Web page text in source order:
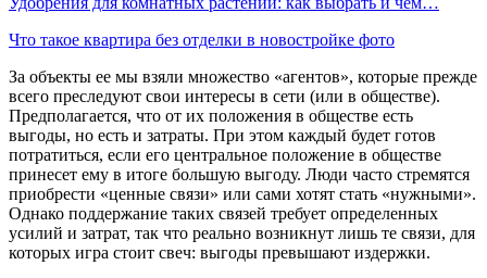
Что такое квартира без отделки в новостройке фото
За объекты ее мы взяли множество «агентов», которые прежде
всего преследуют свои интересы в сети (или в обществе).
Предполагается, что от их положения в обществе есть
выгоды, но есть и затраты. При этом каждый будет готов
потратиться, если его центральное положение в обществе
принесет ему в итоге большую выгоду. Люди часто стремятся
приобрести «ценные связи» или сами хотят стать «нужными».
Однако поддержание таких связей требует определенных
усилий и затрат, так что реально возникнут лишь те связи, для
которых игра стоит свеч: выгоды превышают издержки.